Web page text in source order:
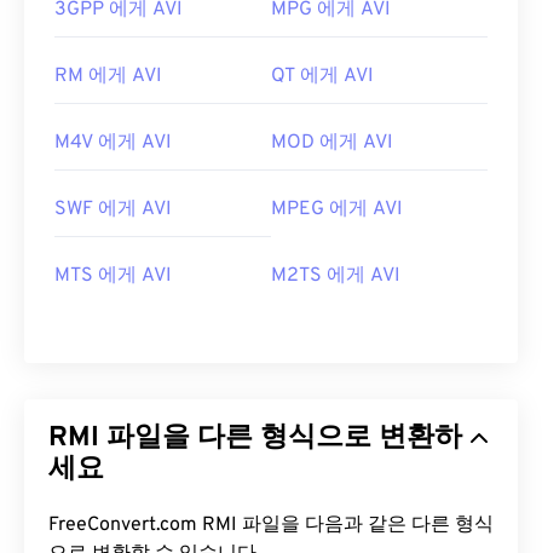
3GPP 에게 AVI MPG 에게 AVI
RM 에게 AVI QT 에게 AVI
M4V 에게 AVI MOD 에게 AVI
SWF 에게 AVI MPEG 에게 AVI
MTS 에게 AVI M2TS 에게 AVI
RMI 파일을 다른 형식으로 변환하
세요
FreeConvert.com RMI 파일을 다음과 같은 다른 형식